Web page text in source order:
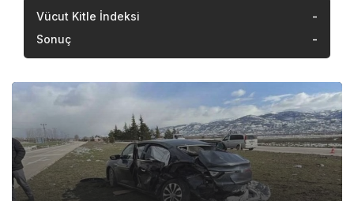
Vücut Kitle İndeksi
-
Sonuç
-